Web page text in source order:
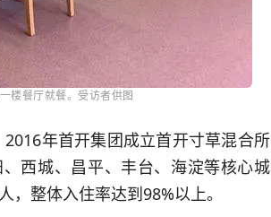
楼餐厅就餐。受访者供图
2016年首开集团成立首开寸草混合所
西城、昌平、丰台、海淀等核心城
整体入住率达到98%以上。